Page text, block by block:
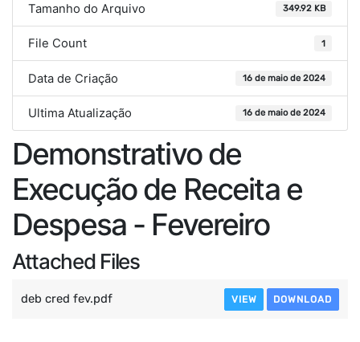
Tamanho do Arquivo 349.92 KB
File Count 1
Data de Criação 16 de maio de 2024
Ultima Atualização 16 de maio de 2024
Demonstrativo de
Execução de Receita e
Despesa - Fevereiro
Attached Files
deb cred fev.pdf VIEW DOWNLOAD